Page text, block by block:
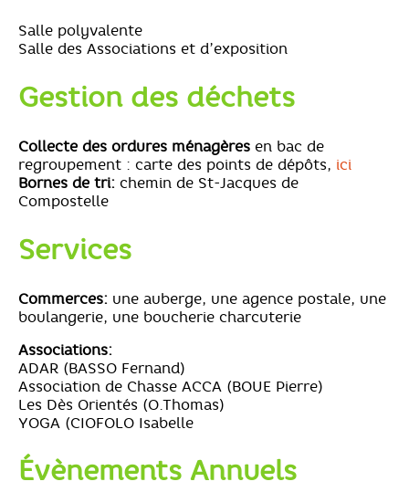
Salle polyvalente
Salle des Associations et d’exposition
Gestion des déchets
Collecte des ordures ménagères en bac de
regroupement : carte des points de dépôts, ici
Bornes de tri: chemin de St-Jacques de
Compostelle
Services
Commerces: une auberge, une agence postale, une
boulangerie, une boucherie charcuterie
Associations:
ADAR (BASSO Fernand)
Association de Chasse ACCA (BOUE Pierre)
Les Dès Orientés (O.Thomas)
YOGA (CIOFOLO Isabelle
Évènements Annuels